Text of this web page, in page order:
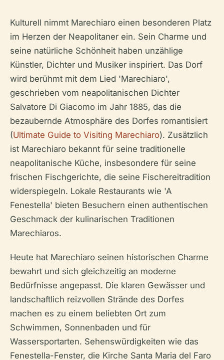
Kulturell nimmt Marechiaro einen besonderen Platz
im Herzen der Neapolitaner ein. Sein Charme und
seine natürliche Schönheit haben unzählige
Künstler, Dichter und Musiker inspiriert. Das Dorf
wird berühmt mit dem Lied 'Marechiaro',
geschrieben vom neapolitanischen Dichter
Salvatore Di Giacomo im Jahr 1885, das die
bezaubernde Atmosphäre des Dorfes romantisiert
(Ultimate Guide to Visiting Marechiaro). Zusätzlich
ist Marechiaro bekannt für seine traditionelle
neapolitanische Küche, insbesondere für seine
frischen Fischgerichte, die seine Fischereitradition
widerspiegeln. Lokale Restaurants wie 'A
Fenestella' bieten Besuchern einen authentischen
Geschmack der kulinarischen Traditionen
Marechiaros.
Heute hat Marechiaro seinen historischen Charme
bewahrt und sich gleichzeitig an moderne
Bedürfnisse angepasst. Die klaren Gewässer und
landschaftlich reizvollen Strände des Dorfes
machen es zu einem beliebten Ort zum
Schwimmen, Sonnenbaden und für
Wassersportarten. Sehenswürdigkeiten wie das
Fenestella-Fenster, die Kirche Santa Maria del Faro